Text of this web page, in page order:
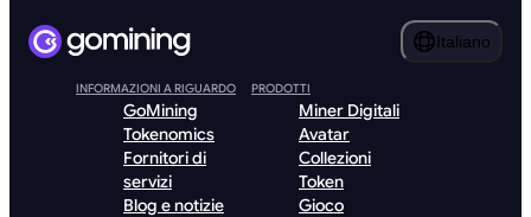
Italiano
INFORMAZIONI A RIGUARDO
GoMining
Tokenomics
Fornitori di
servizi
Blog e notizie
PRODOTTI
Miner Digitali
Avatar
Collezioni
Token
Gioco